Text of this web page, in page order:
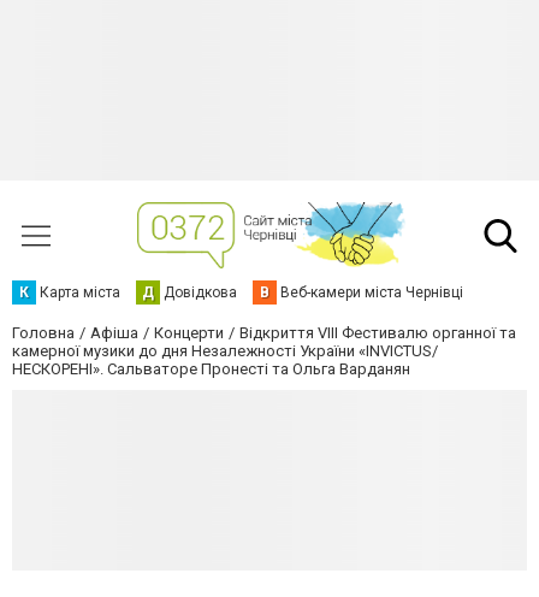
К Карта міста Д Довідкова В Веб-камери міста Чернівці
Головна Афіша Концерти
Відкриття VIIІ Фестивалю органної та
камерної музики до дня Незалежності України «INVICTUS/
НЕСКОРЕНІ». Сальваторе Пронесті та Ольга Варданян